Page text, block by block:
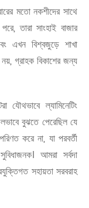
মতো নকশীদের সাথে
তারা সাংহাই বাজার
এখন বিশ্বজুড়ে শাখা
গ্রাহক বিকাশের জন্য
যৌথভাবে ল্যামিনেটিং
বুঝতে পেরেছিল যে
করে না, যা পরবর্তী
আমরা সর্বদা
সহায়তা সরবরাহ